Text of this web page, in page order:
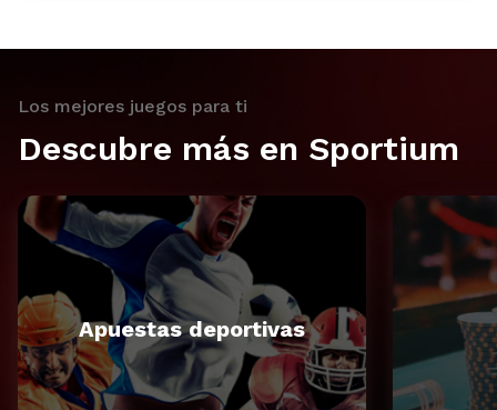
Los mejores juegos para ti
Descubre más en Sportium
Apuestas deportivas